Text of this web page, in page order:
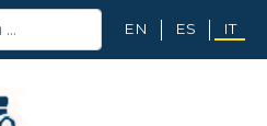
EN ES IT